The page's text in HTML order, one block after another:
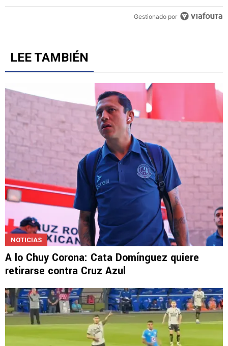
Gestionado por
LEE TAMBIÉN
NOTICIAS
A lo Chuy Corona: Cata Domínguez quiere
retirarse contra Cruz Azul